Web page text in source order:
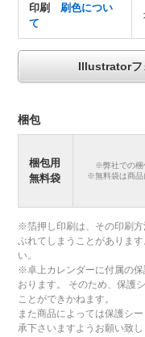
印刷刷色につい
て
Illustratorフ
梱包
梱包用
無料袋
※弊社での梱
※無料袋は商品
※箔押し印刷は、その印刷
ぶれてしまうことがありま
い。
※卓上カレンダーに付属の
おります。 そのため、保護
ことができかねます。
また商品によっては保護シ
承下さいますようお願い致し